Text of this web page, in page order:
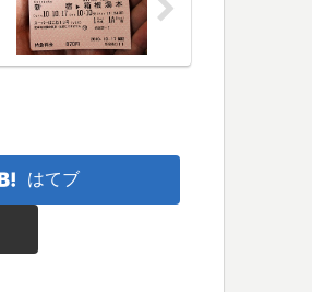
はてブ